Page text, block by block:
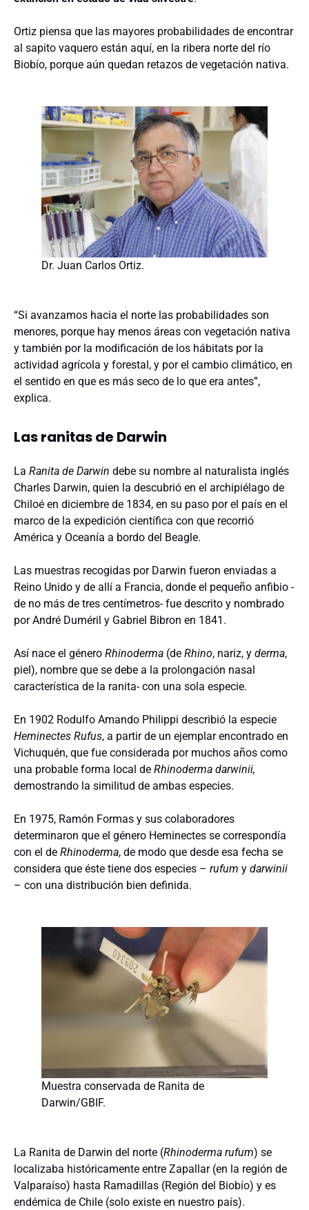
Ortiz piensa que las mayores probabilidades de encontrar
al sapito vaquero están aquí, en la ribera norte del río
Biobío, porque aún quedan retazos de vegetación nativa.
Dr. Juan Carlos Ortiz.
“Si avanzamos hacia el norte las probabilidades son
menores, porque hay menos áreas con vegetación nativa
y también por la modificación de los hábitats por la
actividad agrícola y forestal, y por el cambio climático, en
el sentido en que es más seco de lo que era antes”,
explica.
Las ranitas de Darwin
La Ranita de Darwin debe su nombre al naturalista inglés
Charles Darwin, quien la descubrió en el archipiélago de
Chiloé en diciembre de 1834, en su paso por el país en el
marco de la expedición científica con que recorrió
América y Oceanía a bordo del Beagle.
Las muestras recogidas por Darwin fueron enviadas a
Reino Unido y de allí a Francia, donde el pequeño anfibio -
de no más de tres centímetros- fue descrito y nombrado
por André Duméril y Gabriel Bibron en 1841.
Así nace el género Rhinoderma (de Rhino, nariz, y derma,
piel), nombre que se debe a la prolongación nasal
característica de la ranita- con una sola especie.
En 1902 Rodulfo Amando Philippi describió la especie
Heminectes Rufus, a partir de un ejemplar encontrado en
Vichuquén, que fue considerada por muchos años como
una probable forma local de Rhinoderma darwinii,
demostrando la similitud de ambas especies.
En 1975, Ramón Formas y sus colaboradores
determinaron que el género Heminectes se correspondía
con el de Rhinoderma, de modo que desde esa fecha se
considera que éste tiene dos especies – rufum y darwinii
– con una distribución bien definida.
Muestra conservada de Ranita de
Darwin/GBIF.
La Ranita de Darwin del norte (Rhinoderma rufum) se
localizaba históricamente entre Zapallar (en la región de
Valparaíso) hasta Ramadillas (Región del Biobío) y es
endémica de Chile (solo existe en nuestro país).